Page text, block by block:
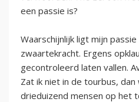
een passie is?
Waarschijnlijk ligt mijn
zwaartekracht. Ergens
gecontroleerd laten vallen.
Zat ik niet in de tourbus, dan
drieduizend mensen op het